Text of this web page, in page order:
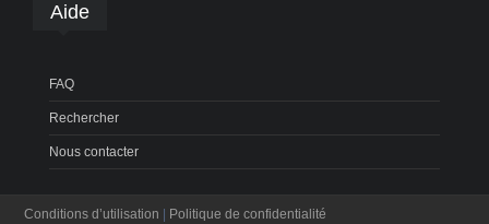
Aide
FAQ
Rechercher
Nous contacter
Conditions d’utilisation
Politique de confidentialité